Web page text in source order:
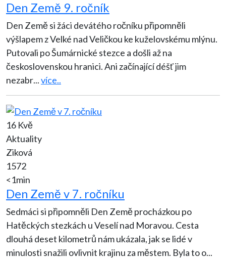
Den Země 9. ročník
Den Země si žáci devátého ročníku připomněli
výšlapem z Velké nad Veličkou ke kuželovskému mlýnu.
Putovali po Šumárnické stezce a došli až na
československou hranici. Ani začínající déšť jim
nezabr...více..
16 Kvě
Aktuality
Ziková
1572
<1min
Den Země v 7. ročníku
Sedmáci si připomněli Den Země procházkou po
Hatěckých stezkách u Veselí nad Moravou. Cesta
dlouhá deset kilometrů nám ukázala, jak se lidé v
minulosti snažili ovlivnit krajinu za městem. Byla to o...